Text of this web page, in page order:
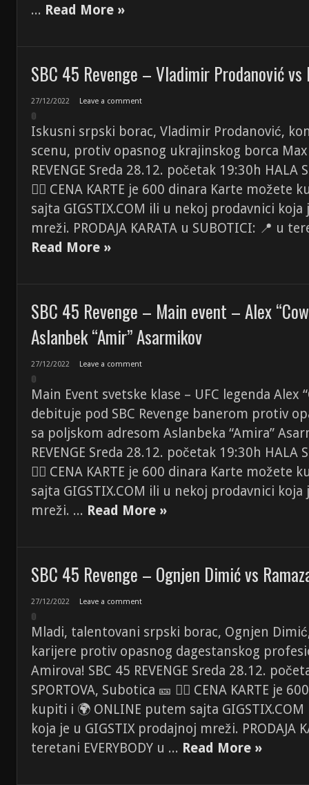
... Read More »
SBC 45 Revenge – Vladimir Prodanović vs
27/12/2022 Leave a comment
Iskusni srpski borac, Vladimir Prodanović,
scenu, protiv opasnog ukrajinskog borca
REVENGE Sreda 28.12. početak 19:30h HALA
👉🏼 CENA KARTE je 600 dinara Karte
sajta GIGSTIX.COM ili u nekoj prodavnici koja
mreži. PRODAJA KARATA u SUBOTICI: 📍 u
Read More »
SBC 45 Revenge – Main event – Alex
Aslanbek “Amir” Asarmikov
27/12/2022 Leave a comment
Main Event svetske klase – UFC legenda Alex
debituje pod SBC Revenge banerom protiv
sa poljskom adresom Aslanbeka “Amira”
REVENGE Sreda 28.12. početak 19:30h HALA
👉🏼 CENA KARTE je 600 dinara Karte
sajta GIGSTIX.COM ili u nekoj prodavnici koja
mreži. ... Read More »
SBC 45 Revenge – Ognjen Dimić vs
27/12/2022 Leave a comment
Mladi, talentovani srpski borac, Ognjen
karijere protiv opasnog dagestanskog
Amirova! SBC 45 REVENGE Sreda 28.12.
SPORTOVA, Subotica 🎫 👉🏼 CENA KARTE je
kupiti i 🌍 ONLINE putem sajta
koja je u GIGSTIX prodajnoj mreži. PRODAJA
teretani EVERYBODY u ... Read More »